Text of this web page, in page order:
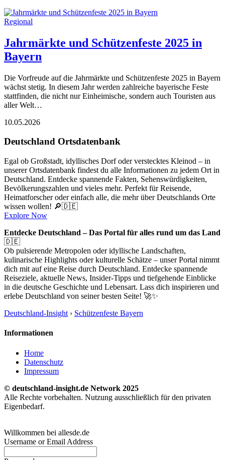
Regional
Jahrmärkte und Schützenfeste 2025 in
Bayern
Die Vorfreude auf die Jahrmärkte und Schützenfeste 2025 in Bayern
wächst stetig. In diesem Jahr werden zahlreiche bayerische Feste
stattfinden, die nicht nur Einheimische, sondern auch Touristen aus
aller Welt…
10.05.2026
Deutschland Ortsdatenbank
Egal ob Großstadt, idyllisches Dorf oder verstecktes Kleinod – in
unserer Ortsdatenbank findest du alle Informationen zu jedem Ort in
Deutschland. Entdecke spannende Fakten, Sehenswürdigkeiten,
Bevölkerungszahlen und vieles mehr. Perfekt für Reisende,
Heimatforscher oder einfach alle, die mehr über Deutschlands Orte
wissen wollen! 🔎🇩🇪
Explore Now
Entdecke Deutschland – Das Portal für alles rund um das Land
🇩🇪
Ob pulsierende Metropolen oder idyllische Landschaften,
kulinarische Highlights oder kulturelle Schätze – unser Portal nimmt
dich mit auf eine Reise durch Deutschland. Entdecke spannende
Reiseziele, aktuelle News, Insider-Tipps und tiefgehende Einblicke
in die deutsche Geschichte und Lebensart. Lass dich inspirieren und
erlebe Deutschland von seiner besten Seite! 🚀✨
Deutschland-Insight › Schützenfeste Bayern
Informationen
Home
Datenschutz
Impressum
© deutschland-insight.de Network 2025
Alle Rechte vorbehalten. Nutzung ausschließlich für den privaten
Eigenbedarf.
Willkommen bei allesde.de
Username or Email Address